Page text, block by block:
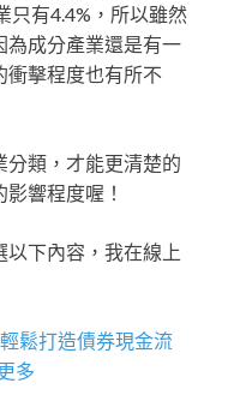
只有4.4%，所以雖然
為成分產業還是有一
衝擊程度也有所不
類，才能更清楚的
響程度喔！
下內容，我在線上
鬆打造債券現金流
多